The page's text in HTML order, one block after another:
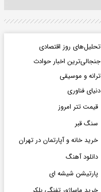
تحلیل‌های روز اقتصادی
جنجالی‌ترین اخبار حوادث
ترانه و موسیقی
دنیای فناوری
قیمت تتر امروز
سنگ قبر
خرید خانه و آپارتمان در تهران
دانلود آهنگ
پارتیشن شیشه ای